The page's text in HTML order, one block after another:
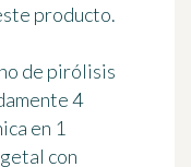
producto.
de pirólisis
4
en 1
con